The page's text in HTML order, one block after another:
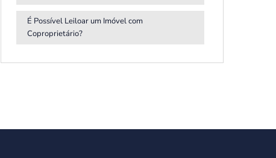
É Possível Leiloar um Imóvel com
Coproprietário?